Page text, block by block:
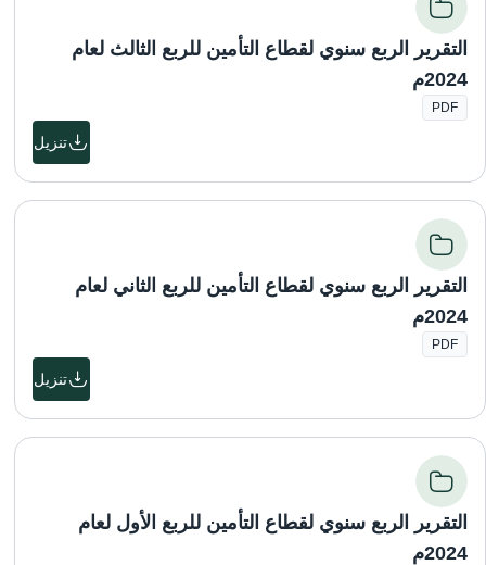
التقرير الربع سنوي لقطاع التأمين للربع الثالث لعام
2024م
PDF
تنزيل
التقرير الربع سنوي لقطاع التأمين للربع الثاني لعام
2024م
PDF
تنزيل
التقرير الربع سنوي لقطاع التأمين للربع الأول لعام
2024م